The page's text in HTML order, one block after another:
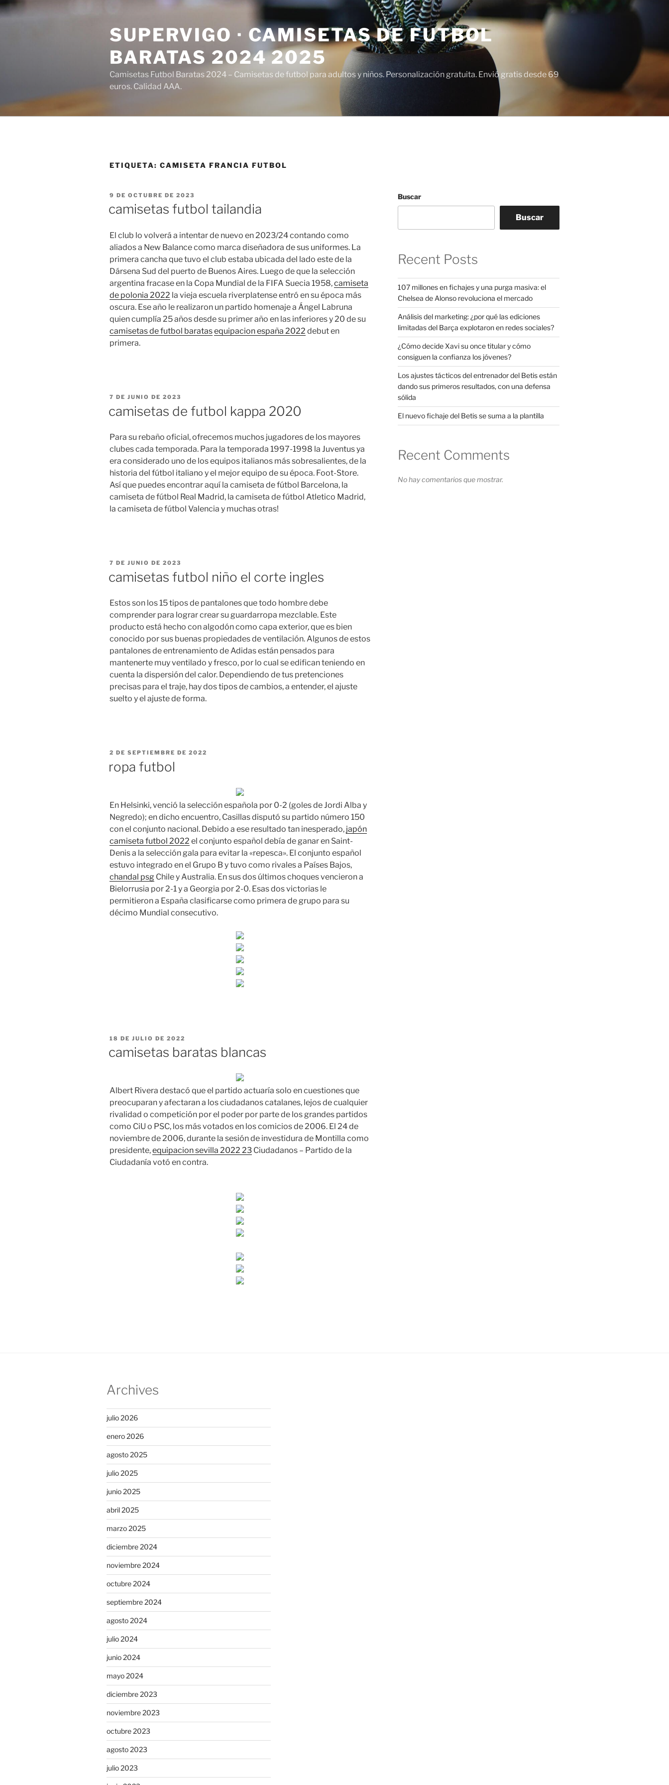
Saltar
al
SUPERVIGO · CAMISETAS DE FUTBOL
BARATAS 2024 2025
Camisetas Futbol Baratas 2024 – Camisetas de futbol para adultos y niños. Personalización gratuita. Envió gratis desde 69
euros. Calidad AAA.
ETIQUETA: CAMISETA FRANCIA FUTBOL
PUBLICADO
9 DE OCTUBRE DE 2023
camisetas futbol tailandia
El club lo volverá a intentar de nuevo en 2023/24 contando como
aliados a New Balance como marca diseñadora de sus uniformes. La
primera cancha que tuvo el club estaba ubicada del lado este de la
Dársena Sud del puerto de Buenos Aires. Luego de que la selección
argentina fracase en la Copa Mundial de la FIFA Suecia 1958,camiseta
de polonia 2022 la vieja escuela riverplatense entró en su época más
oscura. Ese año le realizaron un partido homenaje a Ángel Labruna
quien cumplía 25 años desde su primer año en las inferiores y 20 de su
camisetas de futbol baratasequipacion españa 2022 debut en
primera.
PUBLICADO
7 DE JUNIO DE 2023
camisetas de futbol kappa 2020
Para su rebaño oficial, ofrecemos muchos jugadores de los mayores
clubes cada temporada. Para la temporada 1997-1998 la Juventus ya
era considerado uno de los equipos italianos más sobresalientes, de la
historia del fútbol italiano y el mejor equipo de su época. Foot-Store.
Así que puedes encontrar aquí la camiseta de fútbol Barcelona, la
camiseta de fútbol Real Madrid, la camiseta de fútbol Atletico Madrid,
la camiseta de fútbol Valencia y muchas otras!
PUBLICADO
7 DE JUNIO DE 2023
camisetas futbol niño el corte ingles
Estos son los 15 tipos de pantalones que todo hombre debe
comprender para lograr crear su guardarropa mezclable. Este
producto está hecho con algodón como capa exterior, que es bien
conocido por sus buenas propiedades de ventilación. Algunos de estos
pantalones de entrenamiento de Adidas están pensados para
mantenerte muy ventilado y fresco, por lo cual se edifican teniendo en
cuenta la dispersión del calor. Dependiendo de tus pretenciones
precisas para el traje, hay dos tipos de cambios, a entender, el ajuste
suelto y el ajuste de forma.
PUBLICADO
2 DE SEPTIEMBRE DE 2022
ropa futbol
En Helsinki, venció la selección española por 0-2 (goles de Jordi Alba y
Negredo); en dicho encuentro, Casillas disputó su partido número 150
con el conjunto nacional. Debido a ese resultado tan inesperado, japón
camiseta futbol 2022 el conjunto español debía de ganar en Saint-
Denis a la selección gala para evitar la «repesca». El conjunto español
estuvo integrado en el Grupo B y tuvo como rivales a Países Bajos,
chandal psg Chile y Australia. En sus dos últimos choques vencieron a
Bielorrusia por 2-1 y a Georgia por 2-0. Esas dos victorias le
permitieron a España clasificarse como primera de grupo para su
décimo Mundial consecutivo.
PUBLICADO
18 DE JULIO DE 2022
camisetas baratas blancas
Albert Rivera destacó que el partido actuaría solo en cuestiones que
preocuparan y afectaran a los ciudadanos catalanes, lejos de cualquier
rivalidad o competición por el poder por parte de los grandes partidos
como CiU o PSC, los más votados en los comicios de 2006. El 24 de
noviembre de 2006, durante la sesión de investidura de Montilla como
presidente,equipacion sevilla 2022 23 Ciudadanos – Partido de la
Ciudadanía votó en contra.
Buscar
Buscar
Recent Posts
107 millones en fichajes y una purga masiva: el
Chelsea de Alonso revoluciona el mercado
Análisis del marketing: ¿por qué las ediciones
limitadas del Barça explotaron en redes sociales?
¿Cómo decide Xavi su once titular y cómo
consiguen la confianza los jóvenes?
Los ajustes tácticos del entrenador del Betis están
dando sus primeros resultados, con una defensa
sólida
El nuevo fichaje del Betis se suma a la plantilla
Recent Comments
No hay comentarios que mostrar.
Archives
julio 2026
enero 2026
agosto 2025
julio 2025
junio 2025
abril 2025
marzo 2025
diciembre 2024
noviembre 2024
octubre 2024
septiembre 2024
agosto 2024
julio 2024
junio 2024
mayo 2024
diciembre 2023
noviembre 2023
octubre 2023
agosto 2023
julio 2023